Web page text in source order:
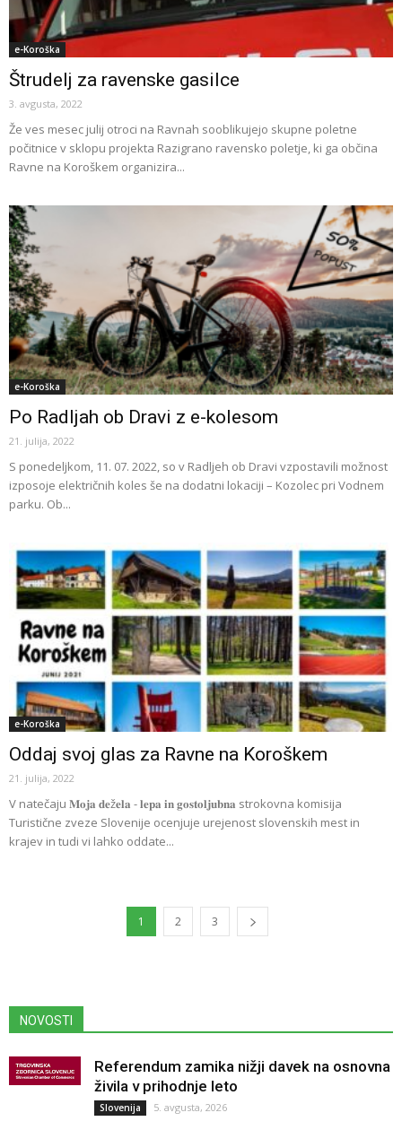
e-Koroška
Štrudelj za ravenske gasilce
3. avgusta, 2022
Že ves mesec julij otroci na Ravnah sooblikujejo skupne poletne
počitnice v sklopu projekta Razigrano ravensko poletje, ki ga občina
Ravne na Koroškem organizira...
e-Koroška
Po Radljah ob Dravi z e-kolesom
21. julija, 2022
S ponedeljkom, 11. 07. 2022, so v Radljeh ob Dravi vzpostavili možnost
izposoje električnih koles še na dodatni lokaciji – Kozolec pri Vodnem
parku. Ob...
e-Koroška
Oddaj svoj glas za Ravne na Koroškem
21. julija, 2022
V natečaju 𝐌𝐨𝐣𝐚 𝐝𝐞ž𝐞𝐥𝐚 - 𝐥𝐞𝐩𝐚 𝐢𝐧 𝐠𝐨𝐬𝐭𝐨𝐥𝐣𝐮𝐛𝐧𝐚 strokovna komisija
Turistične zveze Slovenije ocenjuje urejenost slovenskih mest in
krajev in tudi vi lahko oddate...
1 2 3
NOVOSTI
Referendum zamika nižji davek na osnovna
živila v prihodnje leto
Slovenija 5. avgusta, 2026